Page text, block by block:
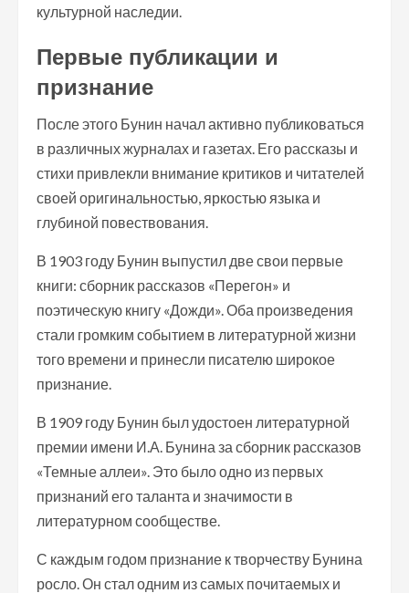
культурной наследии.
Первые публикации и
признание
После этого Бунин начал активно публиковаться
в различных журналах и газетах. Его рассказы и
стихи привлекли внимание критиков и читателей
своей оригинальностью, яркостью языка и
глубиной повествования.
В 1903 году Бунин выпустил две свои первые
книги: сборник рассказов «Перегон» и
поэтическую книгу «Дожди». Оба произведения
стали громким событием в литературной жизни
того времени и принесли писателю широкое
признание.
В 1909 году Бунин был удостоен литературной
премии имени И.А. Бунина за сборник рассказов
«Темные аллеи». Это было одно из первых
признаний его таланта и значимости в
литературном сообществе.
С каждым годом признание к творчеству Бунина
росло. Он стал одним из самых почитаемых и